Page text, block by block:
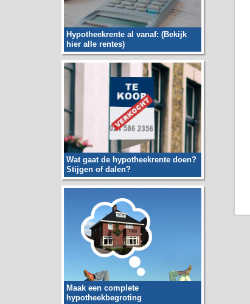
Hypotheekrente al vanaf: (Bekijk
hier alle rentes)
Wat gaat de hypotheekrente doen?
Stijgen of dalen?
Maak een complete
hypotheekbegroting